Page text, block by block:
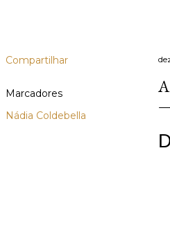
Compartilhar
Marcadores
Nádia Coldebella